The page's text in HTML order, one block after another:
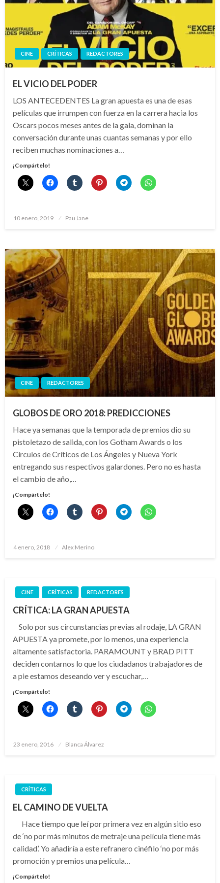
CINE CRÍTICAS REDACTORES
EL VICIO DEL PODER
LOS ANTECEDENTES La gran apuesta es una de esas
películas que irrumpen con fuerza en la carrera hacia los
Oscars pocos meses antes de la gala, dominan la
conversación durante unas cuantas semanas y por ello
reciben muchas nominaciones a…
¡Compártelo!
Publicado
10 enero, 2019 Pau Jane
CINE REDACTORES
GLOBOS DE ORO 2018: PREDICCIONES
Hace ya semanas que la temporada de premios dio su
pistoletazo de salida, con los Gotham Awards o los
Círculos de Críticos de Los Ángeles y Nueva York
entregando sus respectivos galardones. Pero no es hasta
el cambio de año,…
¡Compártelo!
Publicado
4 enero, 2018 Alex Merino
CINE CRÍTICAS REDACTORES
CRÍTICA: LA GRAN APUESTA
Solo por sus circunstancias previas al rodaje, LA GRAN
APUESTA ya promete, por lo menos, una experiencia
altamente satisfactoria. PARAMOUNT y BRAD PITT
deciden contarnos lo que los ciudadanos trabajadores de
a pie estamos deseando ver y escuchar,…
¡Compártelo!
Publicado
23 enero, 2016 Blanca Álvarez
CRÍTICAS
EL CAMINO DE VUELTA
Hace tiempo que leí por primera vez en algún sitio eso
de ‘no por más minutos de metraje una película tiene más
calidad’. Yo añadiría a este refranero cinéfilo ‘no por más
promoción y premios una película…
¡Compártelo!